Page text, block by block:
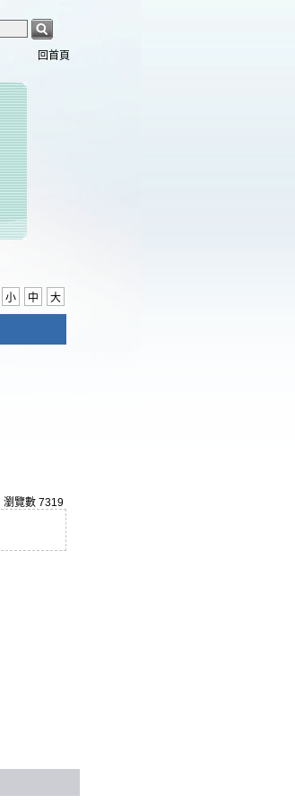
回首頁
小 中 大
瀏覽數 7319